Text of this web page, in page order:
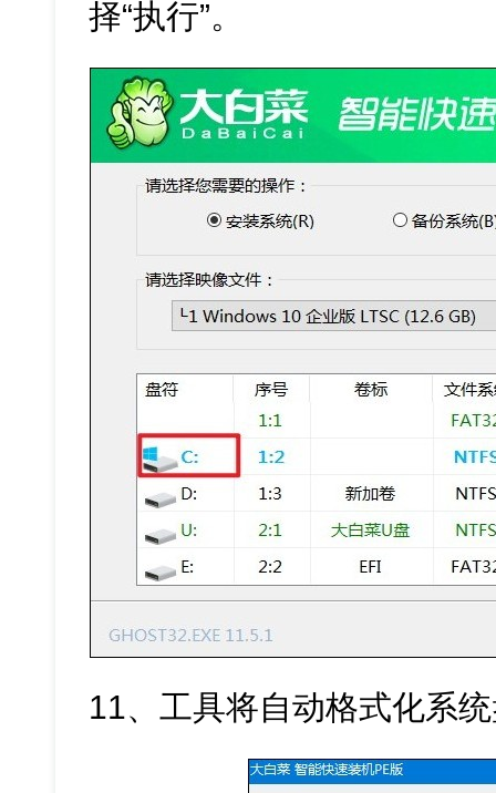
择“执行”。
11、工具将自动格式化系